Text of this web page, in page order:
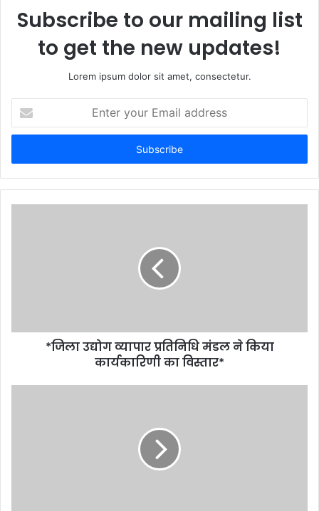
Subscribe to our mailing list
to get the new updates!
Lorem ipsum dolor sit amet, consectetur.
your
Email
*जिला उद्योग व्यापार प्रतिनिधि मंडल ने किया
कार्यकारिणी का विस्तार*